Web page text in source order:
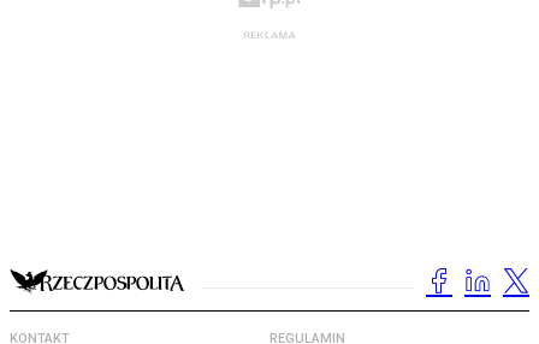
KONTAKT REGULAMIN